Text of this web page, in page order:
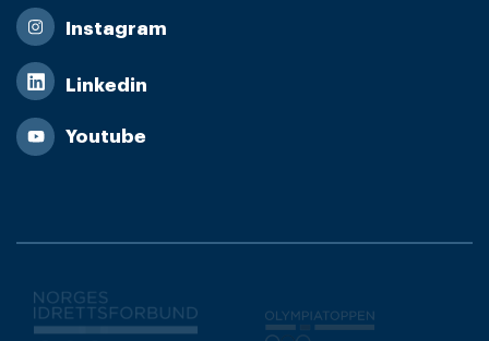
Instagram
Linkedin
Youtube